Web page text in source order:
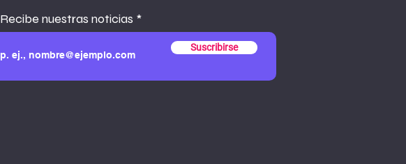
Recibe nuestras noticias
Suscribirse